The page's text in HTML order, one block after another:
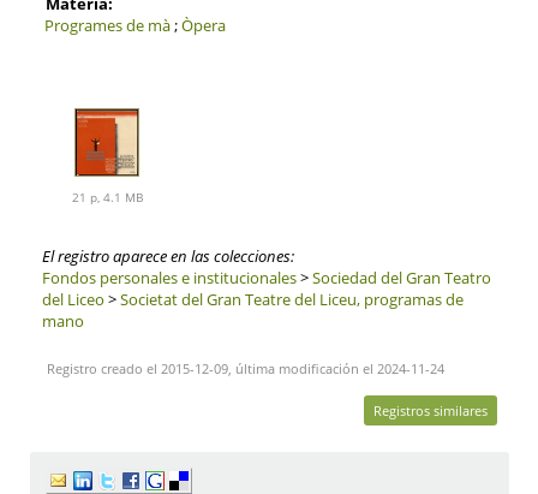
Programes de mà;Òpera
21 p, 4.1 MB
El registro aparece en las colecciones:
Fondos personales e institucionales>Sociedad del Gran Teatro
del Liceo >Societat del Gran Teatre del Liceu, programas de
mano
Registro creado el 2015-12-09, última modificación el 2024-11-24
Registros similares